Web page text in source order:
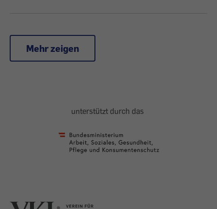
Mehr zeigen
unterstützt durch das